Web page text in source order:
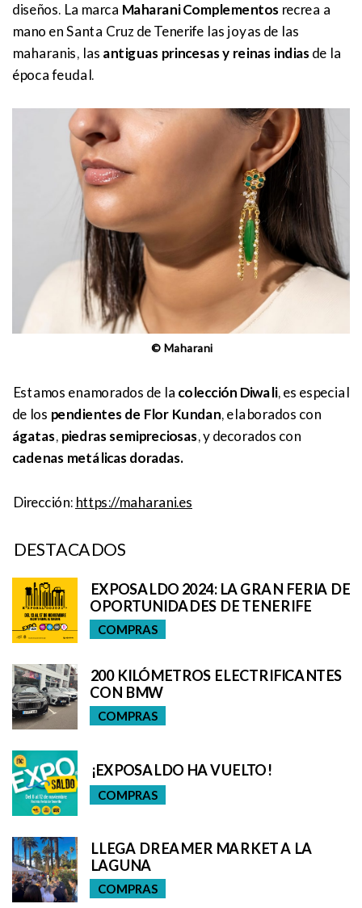
diseños. La marca Maharani Complementos recrea a
mano en Santa Cruz de Tenerife las joyas de las
maharanis, las antiguas princesas y reinas indiasde la
época feudal.
© Maharani
Estamos enamorados de la colección Diwali, es especial
de los pendientes de Flor Kundan, elaborados con
ágatas, piedras semipreciosas, y decorados con
cadenas metálicas doradas.
Dirección: https://maharani.es
DESTACADOS
EXPOSALDO 2024: LA GRAN FERIA DE
OPORTUNIDADES DE TENERIFE
COMPRAS
200 KILÓMETROS ELECTRIFICANTES
CON BMW
COMPRAS
¡EXPOSALDO HA VUELTO!
COMPRAS
LLEGA DREAMER MARKET A LA
LAGUNA
COMPRAS